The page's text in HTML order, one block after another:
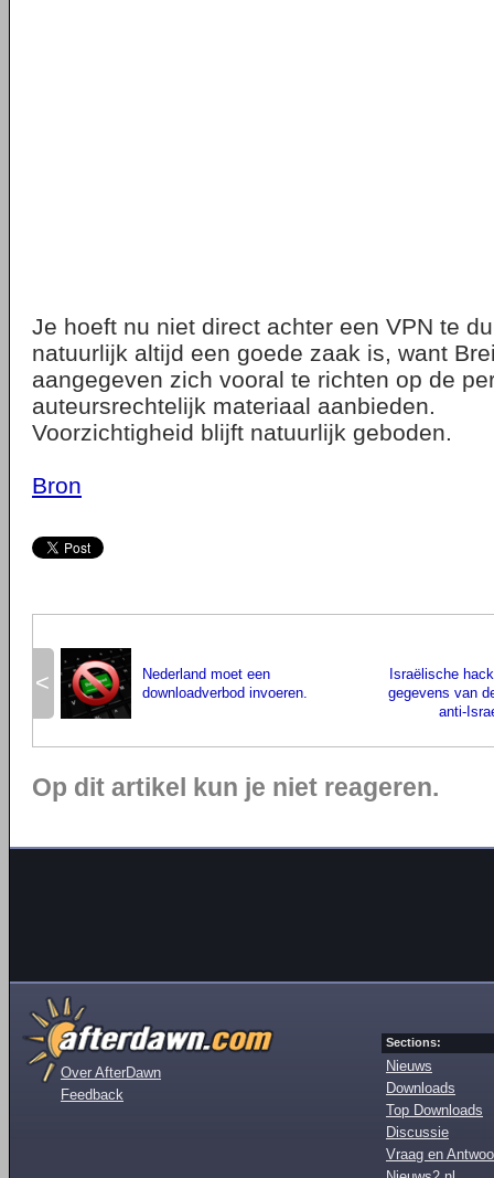
Je hoeft nu niet direct achter een VPN te
natuurlijk altijd een goede zaak is, want
aangegeven zich vooral te richten op de
auteursrechtelijk materiaal aanbieden.
Voorzichtigheid blijft natuurlijk geboden.
Bron
<
Nederland moet een
downloadverbod invoeren.
Israëlische
gegevens van
anti-
Op dit artikel kun je niet reageren.
Over AfterDawn
Feedback
Sections:
Nieuws
Downloads
Top Downloads
Discussie
Vraag en